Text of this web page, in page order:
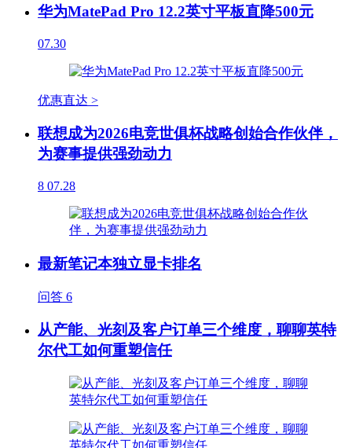
华为MatePad Pro 12.2英寸平板直降500元
07.30
优惠直达 >
联想成为2026电竞世俱杯战略创始合作伙伴，
为赛事提供强劲动力
8 07.28
最新笔记本独立显卡排名
问答 6
从产能、光刻及客户订单三个维度，聊聊英特
尔代工如何重塑信任